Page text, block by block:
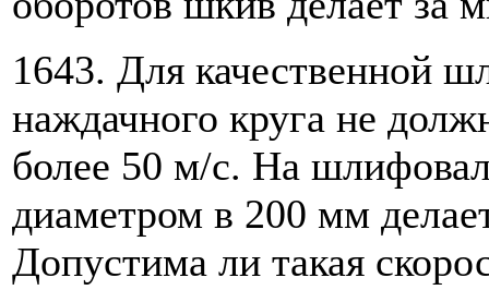
1643. Для качественной
наждачного круга не
более 50 м/с. На
диаметром в 200 мм
Допустима ли такая